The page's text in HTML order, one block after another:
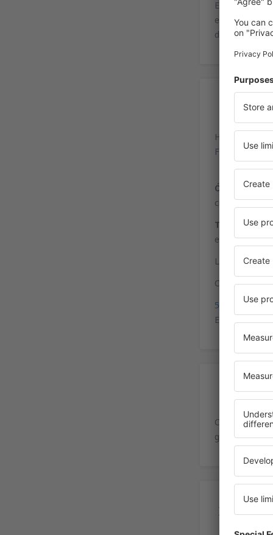
El
encuentra a
de algunos
Hamburg-
Ómnibus:las
ciudades
Tren:
la
estación
Las paradas
Coordenadas
53°37'55"N,
El Aeropuerto
Cinco playas
gratuito de